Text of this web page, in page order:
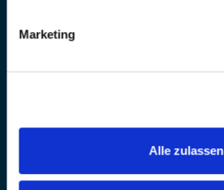
Marketing
Alle zulassen